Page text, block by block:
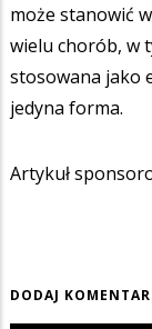
może stanowić
wielu chorób, w
stosowana jako
jedyna forma.
Artykuł
DODAJ